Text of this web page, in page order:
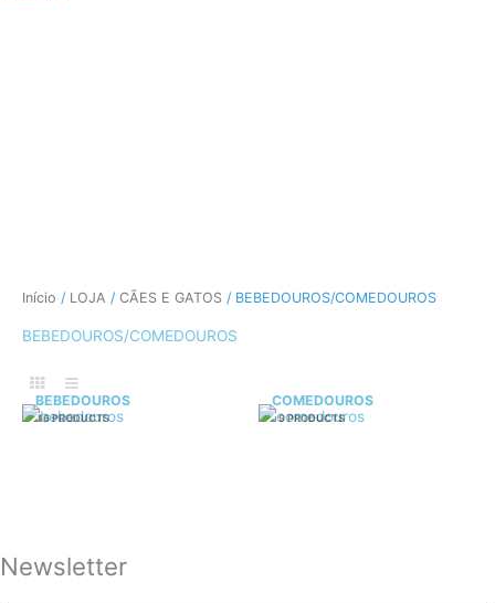
Início / LOJA / CÃES E GATOS / BEBEDOUROS/COMEDOUROS
BEBEDOUROS/COMEDOUROS
BEBEDOUROS
16 PRODUCTS
COMEDOUROS
9 PRODUCTS
Newsletter